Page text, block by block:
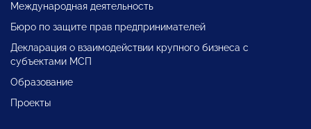
Международная деятельность
Бюро по защите прав предпринимателей
Декларация о взаимодействии крупного бизнеса с
субъектами МСП
Образование
Проекты